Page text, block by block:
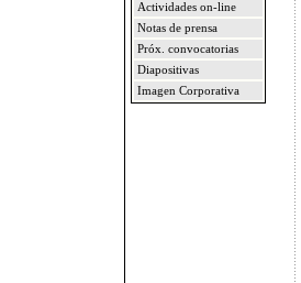
Actividades on-line
Notas de prensa
Próx. convocatorias
Diapositivas
Imagen Corporativa